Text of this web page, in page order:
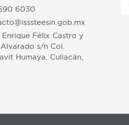
6030
Enrique Félix Castro y
s/n Col.
Humaya, Culiacán,